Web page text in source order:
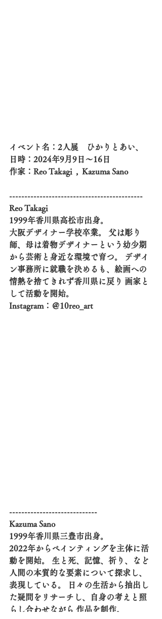
イベント名：2人展　ひかりとあい、
日時：2024年9月9日～16日
作家：Reo Takagi  ,  Kazuma Sano
--------------------------------------------
Reo Takagi
1999年香川県高松市出身。
大阪デザイナー学校卒業。 父は彫り
師、母は着物デザイナーという幼少期
から芸術と身近な環境で育つ。 デザイ
ン事務所に就職を決めるも、絵画への
情熱を捨てきれず香川県に戻り 画家と
して活動を開始。
Instagram：＠10reo_art
-----------------------------
Kazuma Sano
1999年香川県三豊市出身。
2022年からペインティングを主体に活
動を開始。 生と死、記憶、祈り、など
人間の本質的な要素について探求し、
表現している。 日々の生活から抽出し
た疑問をリサーチし、自身の考えと照
らし合わせながら 作品を制作。